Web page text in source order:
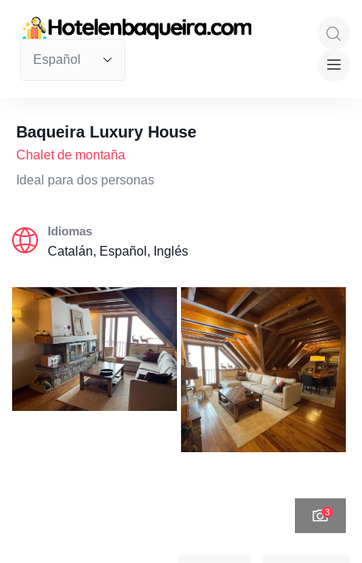
Baqueira Luxury House
Chalet de montaña
Ideal para dos personas
Idiomas
Catalán, Español, Inglés
3